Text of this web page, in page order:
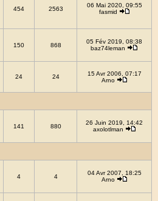
454 2563
06 Mai 2020, 09:55
fasmid
150 868
05 Fév 2019, 08:38
baz74leman
24 24
15 Avr 2006, 07:17
Arno
141 880
26 Juin 2019, 14:42
axolotlman
4 4
04 Avr 2007, 18:25
Arno